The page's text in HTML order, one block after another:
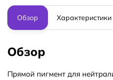
Обзор Характеристики
Обзор
Прямой пигмент для